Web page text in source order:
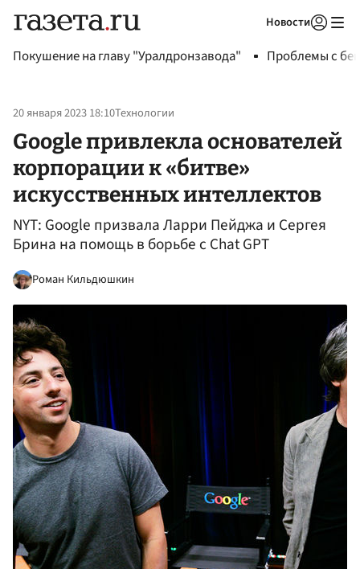
Новости
Покушение на главу "Уралдронзавода" Проблемы с
20 января 2023 18:10Технологии
Google привлекла основателей
корпорации к «битве»
искусственных интеллектов
NYT: Google призвала Ларри Пейджа и Сергея
Брина на помощь в борьбе с Chat GPT
Роман Кильдюшкин